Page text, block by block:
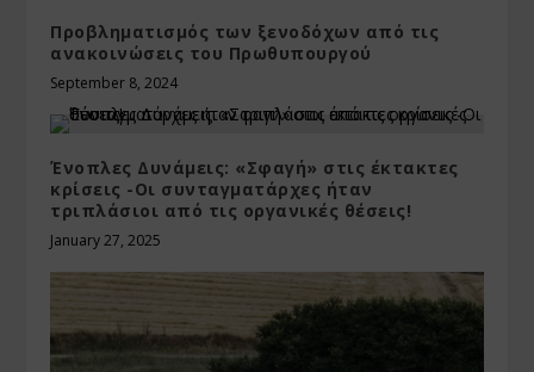
Προβληματισμός των ξενοδόχων από τις
ανακοινώσεις του Πρωθυπουργού
September 8, 2024
Ένοπλες Δυνάμεις: «Σφαγή» στις έκτακτες
κρίσεις -Οι συνταγματάρχες ήταν
τριπλάσιοι από τις οργανικές θέσεις!
January 27, 2025